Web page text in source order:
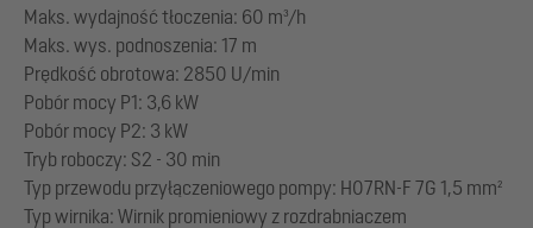
Maks. wydajność tłoczenia: 60 m³/h
Maks. wys. podnoszenia: 17 m
Prędkość obrotowa: 2850 U/min
Pobór mocy P1: 3,6 kW
Pobór mocy P2: 3 kW
Tryb roboczy: S2 - 30 min
Typ przewodu przyłączeniowego pompy: H07RN-F 7G 1,5 mm²
Typ wirnika: Wirnik promieniowy z rozdrabniaczem